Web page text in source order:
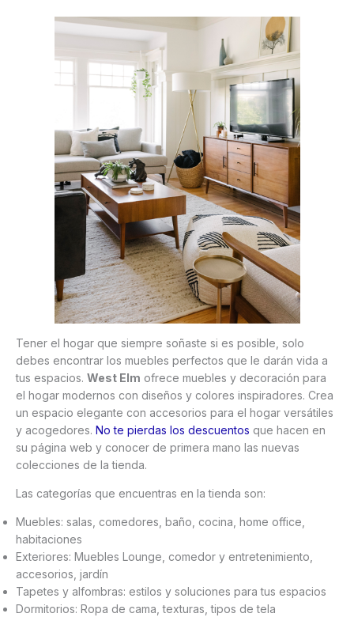
Tener el hogar que siempre soñaste si es posible, solo
debes encontrar los muebles perfectos que le darán vida a
tus espacios. West Elm ofrece muebles y decoración para
el hogar modernos con diseños y colores inspiradores. Crea
un espacio elegante con accesorios para el hogar versátiles
y acogedores. No te pierdas los descuentos que hacen en
su página web y conocer de primera mano las nuevas
colecciones de la tienda.
Las categorías que encuentras en la tienda son:
Muebles: salas, comedores, baño, cocina, home office,
habitaciones
Exteriores: Muebles Lounge, comedor y entretenimiento,
accesorios, jardín
Tapetes y alfombras: estilos y soluciones para tus espacios
Dormitorios: Ropa de cama, texturas, tipos de tela